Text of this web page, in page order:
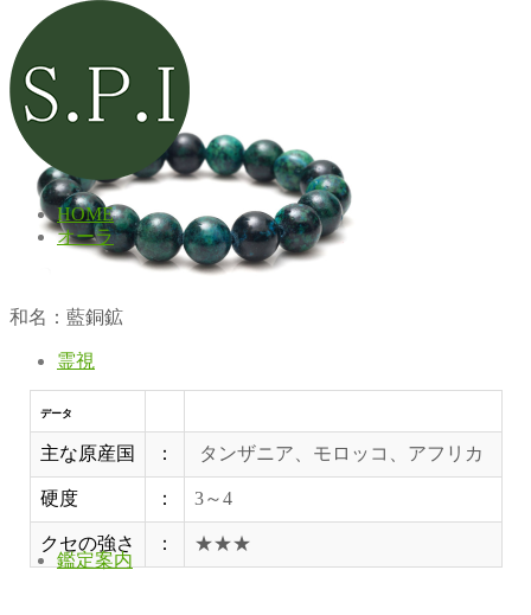
HOME
オーラ
霊視
鑑定案内
アズライト
和名：藍銅鉱
データ
主な原産国 ： タンザニア、モロッコ、アフリカ
硬度 ： 3～4
クセの強さ ： ★★★